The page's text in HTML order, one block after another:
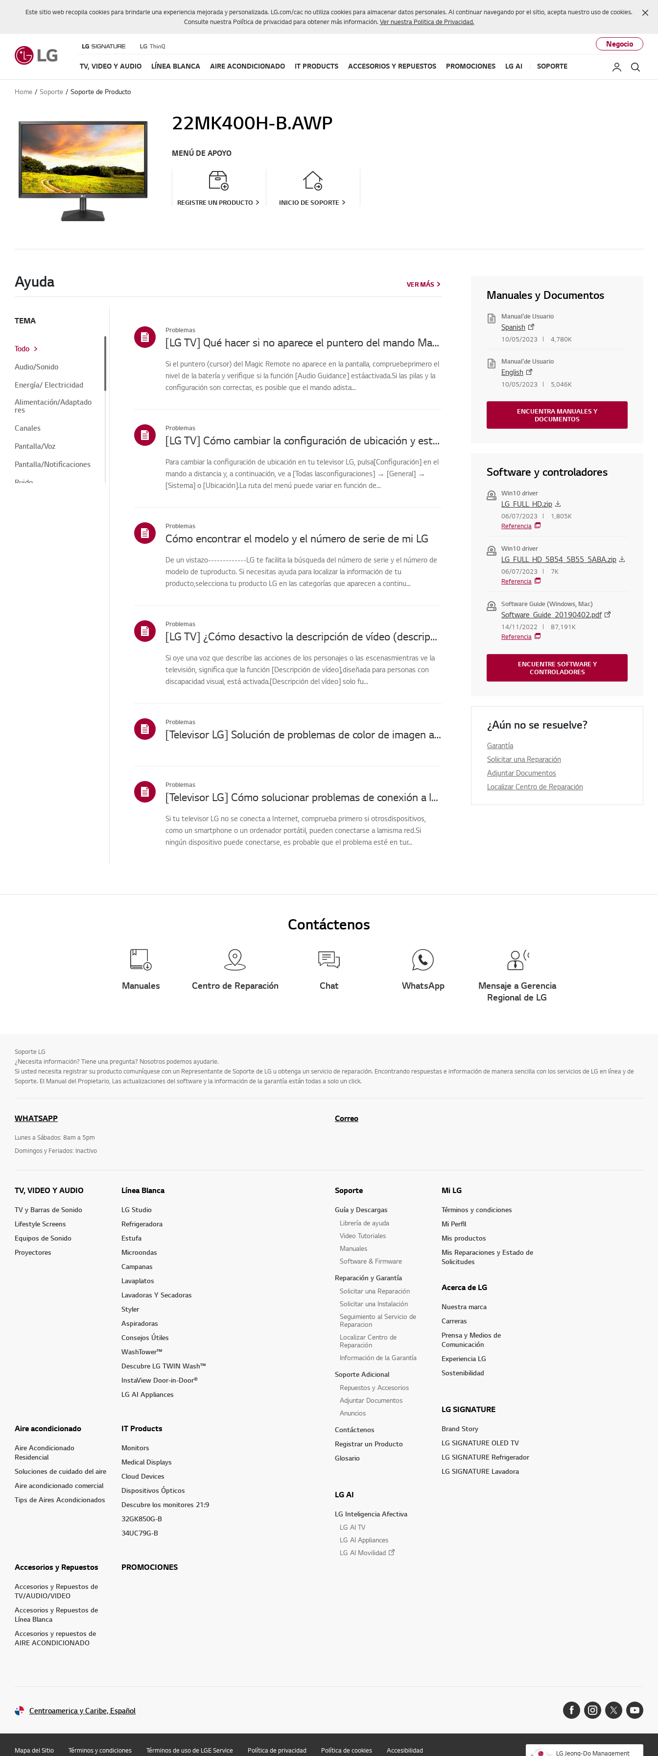
Este sitio web recopila cookies para brindarle una experiencia mejorada y personalizada. LG.com/cac no utiliza cookies para almacenar datos personales. Al continuar navegando por el sitio, acepta nuestro uso de cookies.
Consulte nuestra Política de privacidad para obtener más información. Ver nuestra Politica de Privacidad.
Negocio
TV, VIDEO Y AUDIO LÍNEA BLANCA AIRE ACONDICIONADO IT PRODUCTS ACCESORIOS Y REPUESTOS PROMOCIONES LG AI SOPORTE Mi LG
Home Soporte Soporte de Producto
22MK400H-B.AWP
MENÚ DE APOYO
REGISTRE UN PRODUCTO INICIO DE SOPORTE
Ayuda VER MÁS
TEMA
Todo
Audio/Sonido
Energía/ Electricidad
Alimentación/Adaptado
res
Canales
Pantalla/Voz
Pantalla/Notificaciones
Ruido
Problemas
[LG TV] Qué hacer si no aparece el puntero del mando Magic Remote
Si el puntero (cursor) del Magic Remote no aparece en la pantalla, compruebeprimero el
nivel de la batería y verifique si la función [Audio Guidance] estáactivada.Si las pilas y la
configuración son correctas, es posible que el mando adista...
Problemas
[LG TV] Cómo cambiar la configuración de ubicación y establecer el país de los servicios LG
Para cambiar la configuración de ubicación en tu televisor LG, pulsa[Configuración] en el
mando a distancia y, a continuación, ve a [Todas lasconfiguraciones] → [General] →
[Sistema] o [Ubicación].La ruta del menú puede variar en función de...
Problemas
Cómo encontrar el modelo y el número de serie de mi LG
De un vistazo-------------LG te facilita la búsqueda del número de serie y el número de
modelo de tuproducto. Si necesitas ayuda para localizar la información de tu
producto,selecciona tu producto LG en las categorías que aparecen a continu...
Problemas
[LG TV] ¿Cómo desactivo la descripción de vídeo (descripción de audio)?
Si oye una voz que describe las acciones de los personajes o las escenasmientras ve la
televisión, significa que la función [Descripción de vídeo],diseñada para personas con
discapacidad visual, está activada.[Descripción del vídeo] solo fu...
Problemas
[Televisor LG] Solución de problemas de color de imagen anormal: la pantalla se muestra en azul o rojo
Problemas
[Televisor LG] Cómo solucionar problemas de conexión a Internet
Si tu televisor LG no se conecta a Internet, comprueba primero si otrosdispositivos,
como un smartphone o un ordenador portátil, pueden conectarse a lamisma red.Si
ningún dispositivo puede conectarse, es probable que el problema esté en tur...
VER MÁS
Manuales y Documentos
Manual'de Usuario
Spanish
10/05/2023 4,780K
Manual'de Usuario
English
10/05/2023 5,046K
ENCUENTRA MANUALES Y
DOCUMENTOS
Software y controladores
Win10 driver
LG_FULL_HD.zip
06/07/2023
1,805K
Referencia
Win10 driver
LG_FULL_HD_5B54_5B55_5ABA.zip
06/07/2023
7K
Referencia
Software Guide (Windows, Mac)
Software_Guide_20190402.pdf
14/11/2022
87,191K
Referencia
ENCUENTRE SOFTWARE Y
CONTROLADORES
¿Aún no se resuelve?
Garantía
Solicitar una Reparación
Adjuntar Documentos
Localizar Centro de Reparación
Contáctenos
Manuales Centro de Reparación Chat WhatsApp
Mensaje a Gerencia
Regional de LG
Soporte LG
¿Necesita información? Tiene una pregunta? Nosotros podemos ayudarle.
Si usted necesita registrar su producto comuníquese con un Representante de Soporte de LG u obtenga un servicio de reparación. Encontrando respuestas e información de manera sencilla con los servicios de LG en línea y de
Soporte. El Manual del Propietario, Las actualizaciones del software y la información de la garantía están todas a solo un click.
WHATSAPP
Lunes a Sábados: 8am a 5pm
Domingos y Feriados: Inactivo
Correo
TV, VIDEO Y AUDIO
TV y Barras de Sonido
Lifestyle Screens
Equipos de Sonido
Proyectores
Línea Blanca
LG Studio
Refrigeradora
Estufa
Microondas
Campanas
Lavaplatos
Lavadoras Y Secadoras
Styler
Aspiradoras
Consejos Útiles
WashTower™
Descubre LG TWIN Wash™
InstaView Door-in-Door®
LG AI Appliances
Aire acondicionado
Aire Acondicionado
Residencial
Soluciones de cuidado del aire
Aire acondicionado comercial
Tips de Aires Acondicionados
IT Products
Monitors
Medical Displays
Cloud Devices
Dispositivos Ópticos
Descubre los monitores 21:9
32GK850G-B
34UC79G-B
Accesorios y Repuestos
Accesorios y Repuestos de
TV/AUDIO/VIDEO
Accesorios y Repuestos de
Línea Blanca
Accesorios y repuestos de
AIRE ACONDICIONADO
PROMOCIONES
Soporte
Guía y Descargas
Librería de ayuda
Video Tutoriales
Manuales
Software & Firmware
Reparación y Garantía
Solicitar una Reparación
Solicitar una Instalación
Seguimiento al Servicio de
Reparacion
Localizar Centro de
Reparación
Información de la Garantía
Soporte Adicional
Repuestos y Accesorios
Adjuntar Documentos
Anuncios
Contáctenos
Registrar un Producto
Glosario
LG AI
LG Inteligencia Afectiva
LG AI TV
LG AI Appliances
LG AI Movilidad
Mi LG
Términos y condiciones
Mi Perfil
Mis productos
Mis Reparaciones y Estado de
Solicitudes
Acerca de LG
Nuestra marca
Carreras
Prensa y Medios de
Comunicación
Experiencia LG
Sostenibilidad
LG SIGNATURE
Brand Story
LG SIGNATURE OLED TV
LG SIGNATURE Refrigerador
LG SIGNATURE Lavadora
Centroamerica y Caribe, Español
Mapa del Sitio Términos y condiciones Términos de uso de LGE Service Política de privacidad Política de cookies Accesibilidad LG Jeong-Do Management